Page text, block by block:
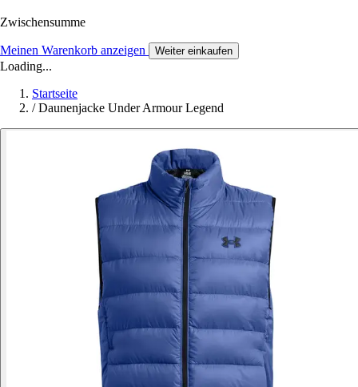
Zwischensumme
Meinen Warenkorb anzeigen Weiter einkaufen
Loading...
Startseite
/ Daunenjacke Under Armour Legend